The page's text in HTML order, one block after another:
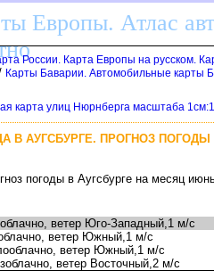
Европы. Атлас
России. Карта Европы на русском.
Карты Баварии. Автомобильные карты
карта улиц Нюрнберга масштаба
В АУГСБУРГЕ. ПРОГНОЗ
погоды в Аугсбурге на месяц
ветер Юго-Западный,1 м/с
ветер Южный,1 м/с
ветер Южный,1 м/с
ветер Восточный,2 м/с